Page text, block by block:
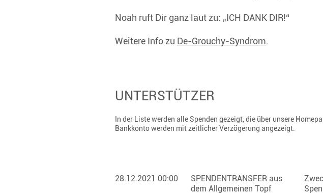
Noah ruft Dir ganz laut zu: „ICH DANK DIR!“
Weitere Info zu De-Grouchy-Syndrom.
UNTERSTÜTZER
In der Liste werden alle Spenden gezeigt, die über unsere
Bankkonto werden mit zeitlicher Verzögerung angezeigt.
28.12.2021 00:00
SPENDENTRANSFER aus
dem Allgemeinen Topf